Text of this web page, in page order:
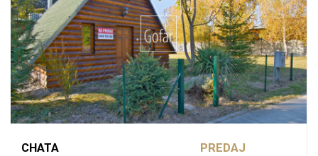
CHATA
PREDAJ